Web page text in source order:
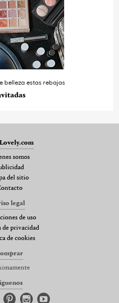
belleza estas rebajas
somos
del sitio
legal
de uso
de privacidad
de cookies